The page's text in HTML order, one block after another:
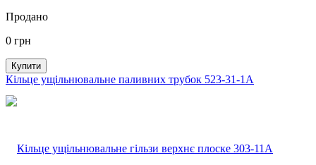
Продано
0 грн
Купити
Кільце ущільнювальне паливних трубок 523-31-1А